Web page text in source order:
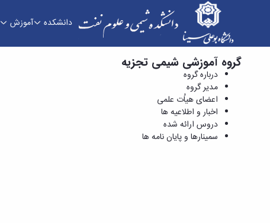
دانشکده آموزش
دروس ارائه شده - دانشکده شیمی و علوم نفت
گروه آموزشی شیمی تجزیه
درباره گروه
مدیر گروه
اعضای هیاُت علمی
اخبار و اطلاعیه ها
دروس ارائه شده
سمینارها و پایان نامه ها